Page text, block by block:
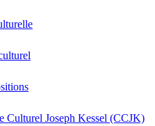
Culturel Joseph Kessel (CCJK)